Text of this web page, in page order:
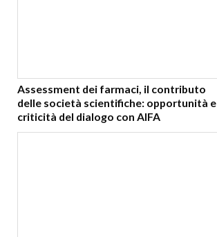
Assessment dei farmaci, il contributo
delle società scientifiche: opportunità e
criticità del dialogo con AIFA